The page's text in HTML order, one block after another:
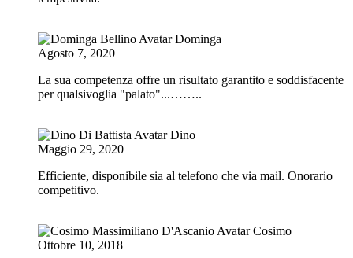
Dominga
Agosto 7, 2020
La sua competenza offre un risultato garantito e soddisfacente
per qualsivoglia "palato"...……..
Dino
Maggio 29, 2020
Efficiente, disponibile sia al telefono che via mail. Onorario
competitivo.
Cosimo
Ottobre 10, 2018